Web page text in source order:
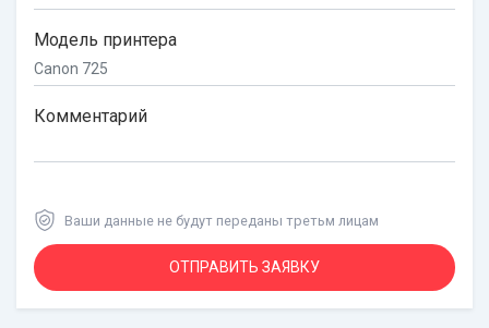
Модель принтера
Комментарий
Ваши данные не будут переданы третьм лицам